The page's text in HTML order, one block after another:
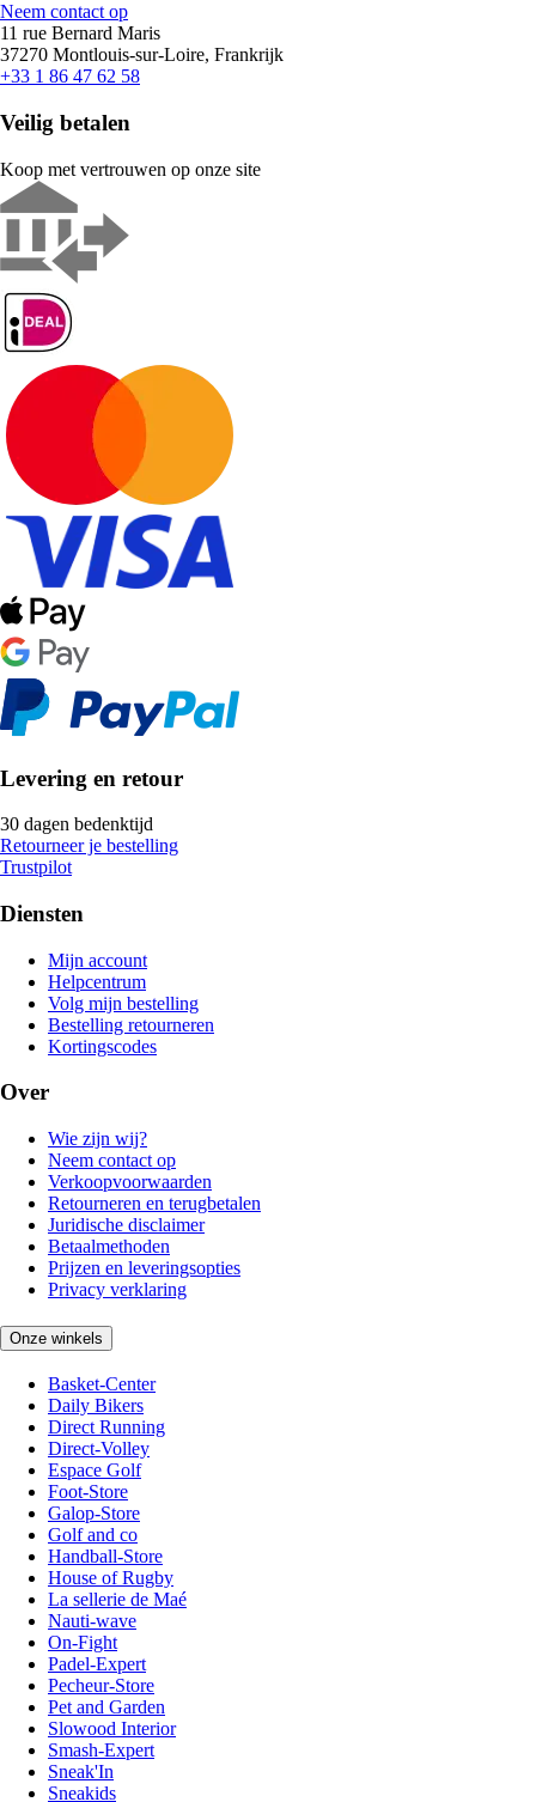
Neem contact op
11 rue Bernard Maris
37270 Montlouis-sur-Loire, Frankrijk
+33 1 86 47 62 58
Veilig betalen
Koop met vertrouwen op onze site
Levering en retour
30 dagen bedenktijd
Retourneer je bestelling
Trustpilot
Diensten
Mijn account
Helpcentrum
Volg mijn bestelling
Bestelling retourneren
Kortingscodes
Over
Wie zijn wij?
Neem contact op
Verkoopvoorwaarden
Retourneren en terugbetalen
Juridische disclaimer
Betaalmethoden
Prijzen en leveringsopties
Privacy verklaring
Onze winkels
Basket-Center
Daily Bikers
Direct Running
Direct-Volley
Espace Golf
Foot-Store
Galop-Store
Golf and co
Handball-Store
House of Rugby
La sellerie de Maé
Nauti-wave
On-Fight
Padel-Expert
Pecheur-Store
Pet and Garden
Slowood Interior
Smash-Expert
Sneak'In
Sneakids